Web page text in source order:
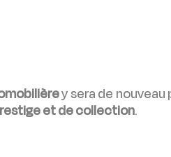
y sera de nouveau
et de collection.